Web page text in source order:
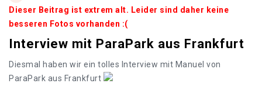
Dieser Beitrag ist extrem alt. Leider sind daher keine
besseren Fotos vorhanden :(
Interview mit ParaPark aus Frankfurt
Diesmal haben wir ein tolles Interview mit Manuel von
ParaPark aus Frankfurt